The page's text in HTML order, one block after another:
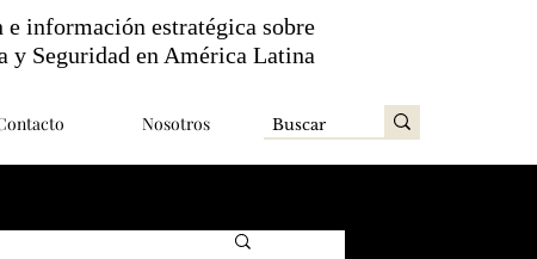
Nosotros
información estratégica sobre
y Seguridad en América Latina